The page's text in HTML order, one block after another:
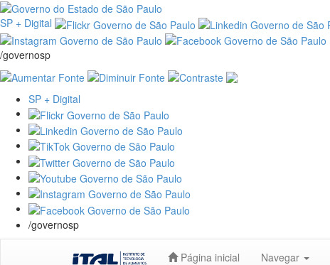
SP + Digital
/governosp
SP + Digital
/governosp
Página inicial Navegar